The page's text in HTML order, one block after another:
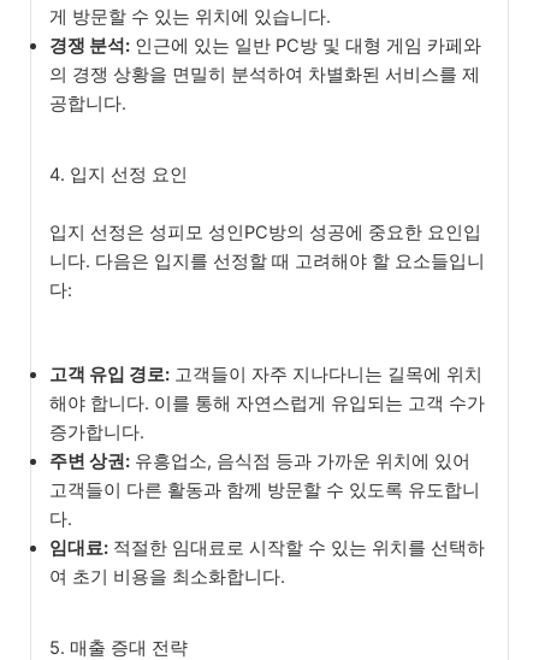
게 방문할 수 있는 위치에 있습니다.
경쟁 분석: 인근에 있는 일반 PC방 및 대형 게임 카페와
의 경쟁 상황을 면밀히 분석하여 차별화된 서비스를 제
공합니다.
4. 입지 선정 요인
입지 선정은 성피모 성인PC방의 성공에 중요한 요인입
니다. 다음은 입지를 선정할 때 고려해야 할 요소들입니
다:
고객 유입 경로: 고객들이 자주 지나다니는 길목에 위치
해야 합니다. 이를 통해 자연스럽게 유입되는 고객 수가
증가합니다.
주변 상권: 유흥업소, 음식점 등과 가까운 위치에 있어
고객들이 다른 활동과 함께 방문할 수 있도록 유도합니
다.
임대료: 적절한 임대료로 시작할 수 있는 위치를 선택하
여 초기 비용을 최소화합니다.
5. 매출 증대 전략